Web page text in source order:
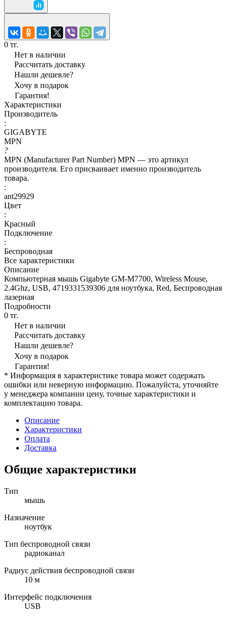
0 тг.
Нет в наличии
Рассчитать доставку
Нашли дешевле?
Хочу в подарок
Гарантия!
Характеристики
Производитель
:
GIGABYTE
MPN
?
MPN (Manufacturer Part Number) MPN — это артикул
производителя. Его присваивает именно производитель
товара.
:
ant29929
Цвет
:
Красный
Подключение
:
Беспроводная
Все характеристики
Описание
Компьютерная мышь Gigabyte GM-M7700, Wireless Mouse,
2.4Ghz, USB, 4719331539306 для ноутбука, Red, Беспроводная
лазерная
Подробности
0 тг.
Нет в наличии
Рассчитать доставку
Нашли дешевле?
Хочу в подарок
Гарантия!
* Информация в характеристике товара может содержать
ошибки или неверную информацию. Пожалуйста, уточняйте
у менеджера компании цену, точные характеристики и
комплектацию товара.
Описание
Характеристики
Оплата
Доставка
Общие характеристики
Тип
мышь
Назначение
ноутбук
Тип беспроводной связи
радиоканал
Радиус действия беспроводной связи
10 м
Интерфейс подключения
USB